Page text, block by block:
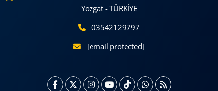
Yozgat - TÜRKİYE
03542129797
[email protected]